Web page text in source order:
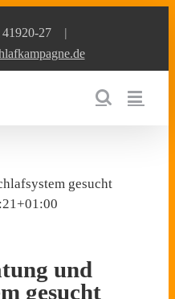
27
|
gesucht
und
gesucht